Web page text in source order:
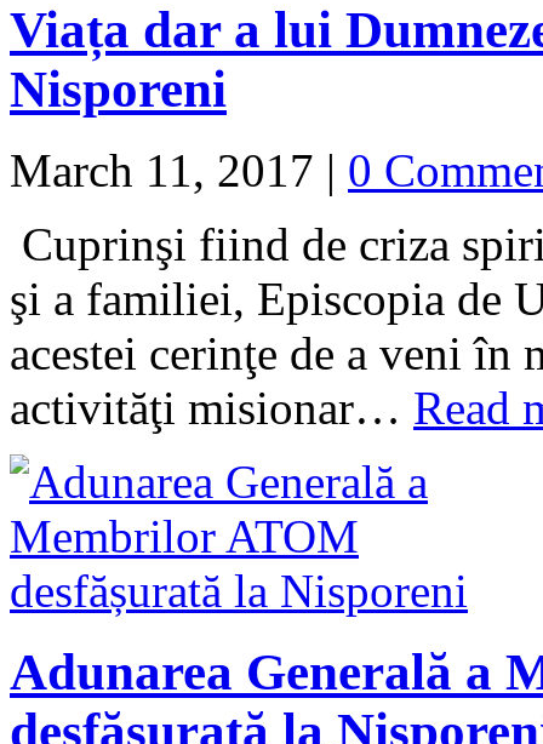
Viața dar a lui
Nisporeni
March 11, 2017 | 0
Cuprinşi fiind de criza
şi a familiei, Episcopia de
acestei cerinţe de a veni
activităţi misionar… Read
Adunarea Generală a
desfășurată la